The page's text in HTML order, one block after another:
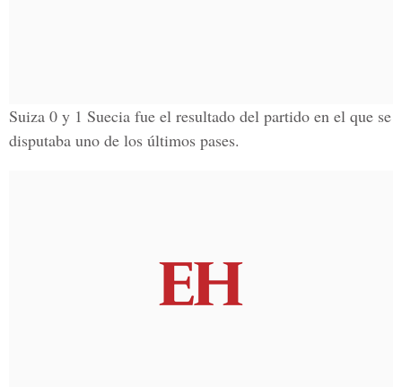
Suiza 0 y 1 Suecia fue el resultado del partido en el que se
disputaba uno de los últimos pases.